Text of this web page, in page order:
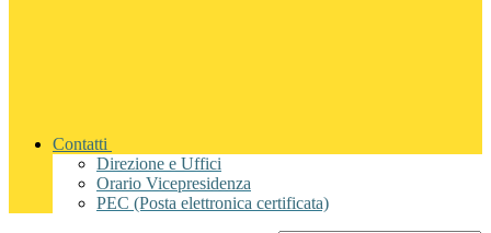
Contatti
Direzione e Uffici
Orario Vicepresidenza
PEC (Posta elettronica certificata)